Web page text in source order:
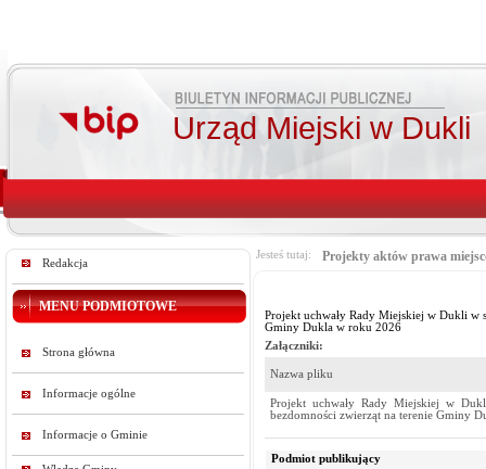
Urząd Miejski w Dukli
Redakcja
MENU PODMIOTOWE
Strona główna
Informacje ogólne
Informacje o Gminie
Jesteś tutaj: Projekty aktów prawa
Projekt uchwały Rady Miejskiej w Dukli w
Gminy Dukla w roku 2026
Załączniki:
Nazwa pliku
Projekt uchwały Rady Miejskiej w
bezdomności zwierząt na terenie Gminy
Podmiot publikujący